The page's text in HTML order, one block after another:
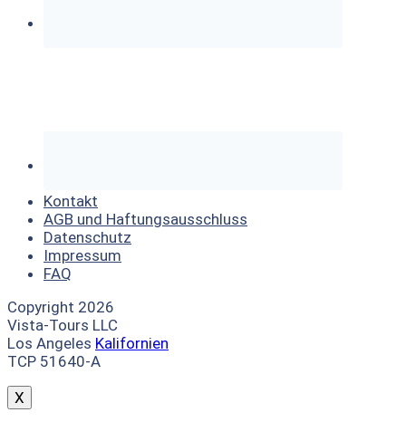
Kontakt
AGB und Haftungsausschluss
Datenschutz
Impressum
FAQ
Copyright 2026
Vista-Tours LLC
Los Angeles Kalifornien
TCP 51640-A
X